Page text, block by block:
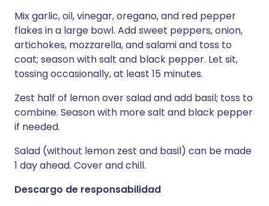
Mix garlic, oil, vinegar, oregano, and red pepper
flakes in a large bowl. Add sweet peppers, onion,
artichokes, mozzarella, and salami and toss to
coat; season with salt and black pepper. Let sit,
tossing occasionally, at least 15 minutes.
Zest half of lemon over salad and add basil; toss to
combine. Season with more salt and black pepper
if needed.
Salad (without lemon zest and basil) can be made
1 day ahead. Cover and chill.
Descargo de responsabilidad